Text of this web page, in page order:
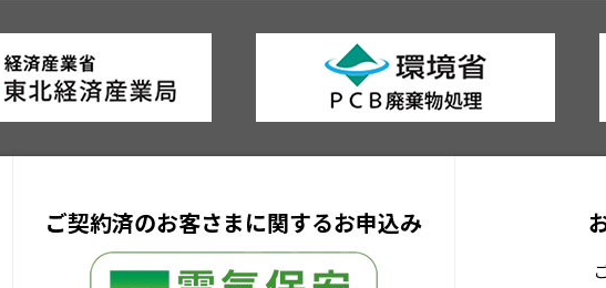
ご契約済のお客さまに関するお申込み